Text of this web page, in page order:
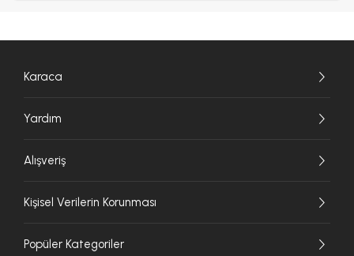
Karaca
Yardım
Alışveriş
Kişisel Verilerin Korunması
Popüler Kategoriler